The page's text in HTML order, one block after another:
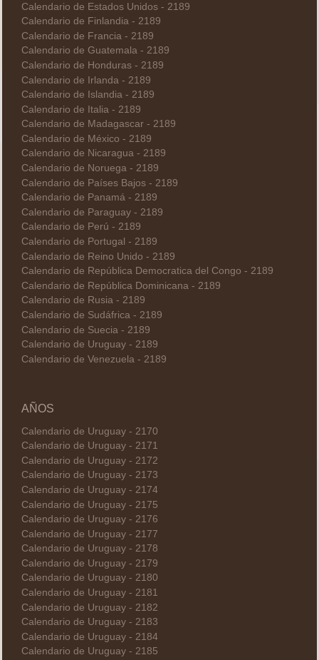
Calendario de Estados Unidos - 2189
Calendario de Finlandia - 2189
Calendario de Francia - 2189
Calendario de Guatemala - 2189
Calendario de Honduras - 2189
Calendario de Irlanda - 2189
Calendario de Islandia - 2189
Calendario de Italia - 2189
Calendario de Madagascar - 2189
Calendario de México - 2189
Calendario de Nicaragua - 2189
Calendario de Noruega - 2189
Calendario de Países Bajos - 2189
Calendario de Panamá - 2189
Calendario de Paraguay - 2189
Calendario de Perú - 2189
Calendario de Portugal - 2189
Calendario de Reino Unido - 2189
Calendario de República Democratica del Congo - 2189
Calendario de República Dominicana - 2189
Calendario de Rusia - 2189
Calendario de Sudáfrica - 2189
Calendario de Suecia - 2189
Calendario de Uruguay - 2189
Calendario de Venezuela - 2189
AÑOS
Calendario de Uruguay - 2170
Calendario de Uruguay - 2171
Calendario de Uruguay - 2172
Calendario de Uruguay - 2173
Calendario de Uruguay - 2174
Calendario de Uruguay - 2175
Calendario de Uruguay - 2176
Calendario de Uruguay - 2177
Calendario de Uruguay - 2178
Calendario de Uruguay - 2179
Calendario de Uruguay - 2180
Calendario de Uruguay - 2181
Calendario de Uruguay - 2182
Calendario de Uruguay - 2183
Calendario de Uruguay - 2184
Calendario de Uruguay - 2185